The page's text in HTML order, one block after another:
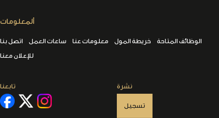
ألمعلومات
اتصل بنا ساعات العمل معلومات عنا خريطة المول
الوظائف المتاحة
للإعلان معنا
تابعنا نشرة
تسجيل